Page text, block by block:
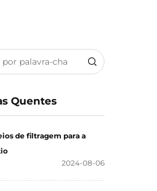
Quentes
de filtragem para a
2024-08-06